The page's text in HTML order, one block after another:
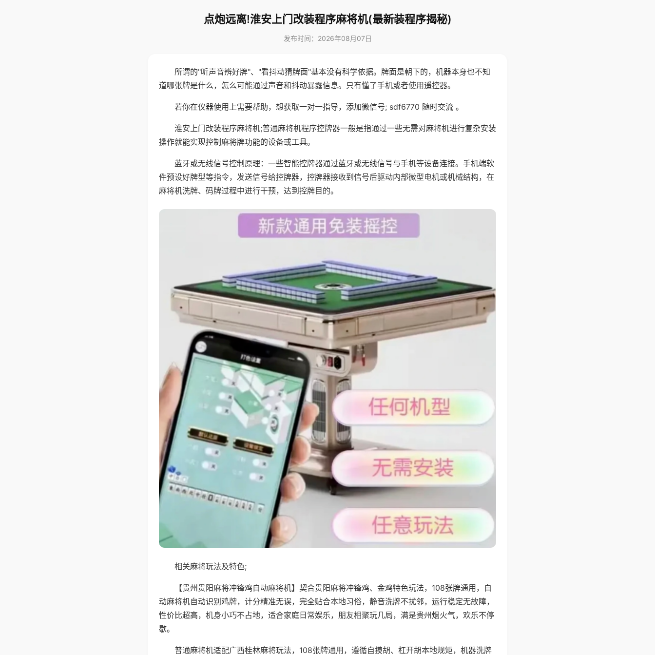
点炮远离!淮安上门改装程序麻将机(最新装程序揭秘)
发布时间：2026年08月07日
所谓的"听声音辨好牌"、"看抖动猜牌面"基本没有科学依据。牌面是朝下的，机器本身也不知
道哪张牌是什么，怎么可能通过声音和抖动暴露信息。只有懂了手机或者使用遥控器。
若你在仪器使用上需要帮助，想获取一对一指导，添加微信号; sdf6770 随时交流 。
淮安上门改装程序麻将机;普通麻将机程序控牌器一般是指通过一些无需对麻将机进行复杂安装
操作就能实现控制麻将牌功能的设备或工具。
蓝牙或无线信号控制原理：一些智能控牌器通过蓝牙或无线信号与手机等设备连接。手机端软
件预设好牌型等指令，发送信号给控牌器，控牌器接收到信号后驱动内部微型电机或机械结构，在
麻将机洗牌、码牌过程中进行干预，达到控牌目的。
相关麻将玩法及特色;
【贵州贵阳麻将冲锋鸡自动麻将机】契合贵阳麻将冲锋鸡、金鸡特色玩法，108张牌通用，自
动麻将机自动识别鸡牌，计分精准无误，完全贴合本地习俗，静音洗牌不扰邻，运行稳定无故障，
性价比超高，机身小巧不占地，适合家庭日常娱乐，朋友相聚玩几局，满是贵州烟火气，欢乐不停
歇。
普通麻将机适配广西桂林麻将玩法，108张牌通用，遵循自摸胡、杠开胡本地规矩，机器洗牌